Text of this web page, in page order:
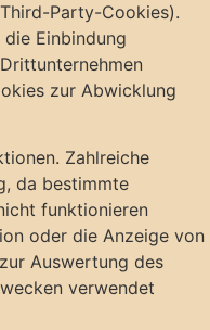
Party-Cookies).
Einbindung
zur Abwicklung
Zahlreiche
da bestimmte
funktionieren
oder die Anzeige von
Auswertung des
verwendet